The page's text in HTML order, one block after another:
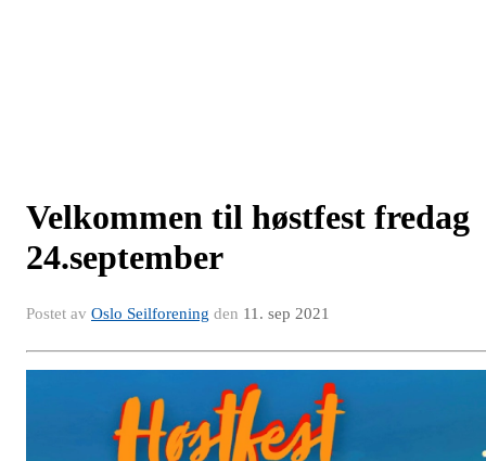
Velkommen til høstfest fredag
24.september
Postet av Oslo Seilforening den 11. sep 2021